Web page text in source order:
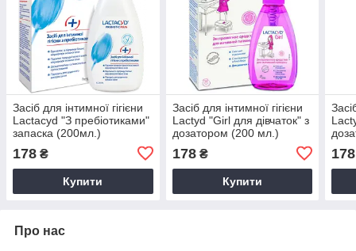
Засіб для інтимної гігієни
Lactacyd "З пребіотиками"
запаска (200мл.)
178 ₴
Купити
Засіб для інтимної гігієни
Lactyd "Girl для дівчаток" з
дозатором (200 мл.)
178₴
Купити
178
Про нас